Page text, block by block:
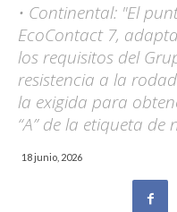
• Continental: "El
EcoContact 7,
los requisitos del
resistencia a la
la exigida para
“A” de la etiqueta de
18 junio, 2026